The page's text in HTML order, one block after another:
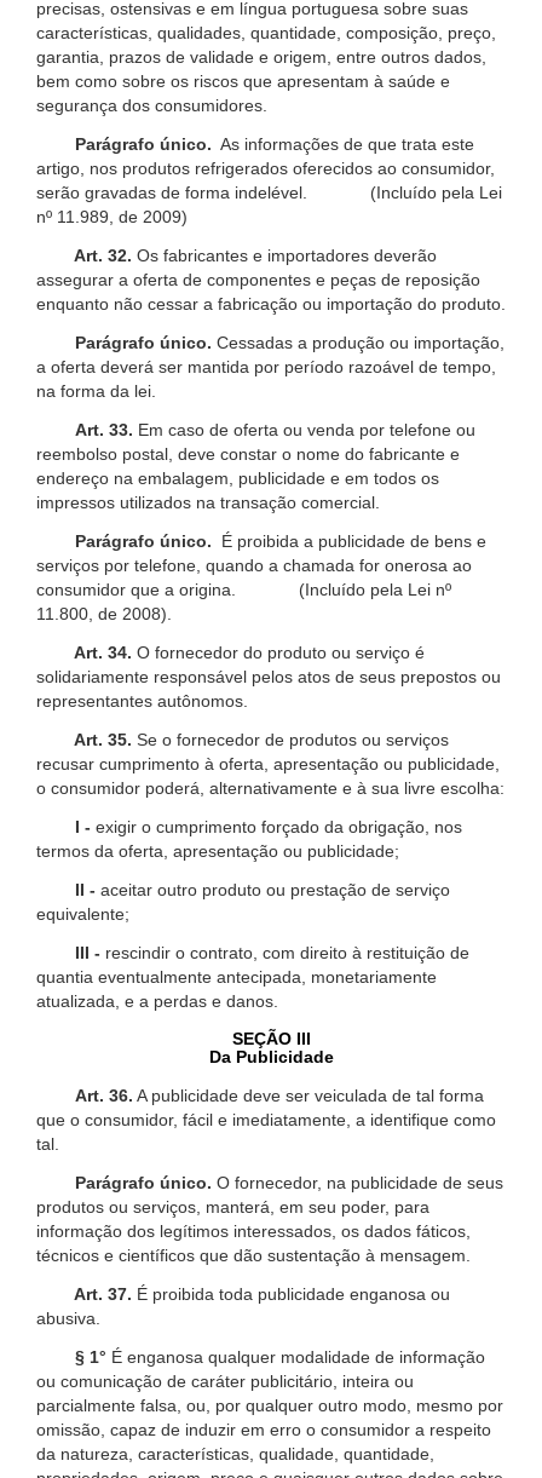
precisas, ostensivas e em língua portuguesa sobre suas
características, qualidades, quantidade, composição, preço,
garantia, prazos de validade e origem, entre outros dados,
bem como sobre os riscos que apresentam à saúde e
segurança dos consumidores.
Parágrafo único. As informações de que trata este
artigo, nos produtos refrigerados oferecidos ao consumidor,
serão gravadas de forma indelével. (Incluído pela Lei
nº 11.989, de 2009)
Art. 32. Os fabricantes e importadores deverão
assegurar a oferta de componentes e peças de reposição
enquanto não cessar a fabricação ou importação do produto.
Parágrafo único. Cessadas a produção ou importação,
a oferta deverá ser mantida por período razoável de tempo,
na forma da lei.
Art. 33. Em caso de oferta ou venda por telefone ou
reembolso postal, deve constar o nome do fabricante e
endereço na embalagem, publicidade e em todos os
impressos utilizados na transação comercial.
Parágrafo único.
É proibida a publicidade de bens e
serviços por telefone, quando a chamada for onerosa ao
consumidor que a origina. (Incluído pela Lei nº
11.800, de 2008).
Art. 34. O fornecedor do produto ou serviço é
solidariamente responsável pelos atos de seus prepostos ou
representantes autônomos.
Art. 35. Se o fornecedor de produtos ou serviços
recusar cumprimento à oferta, apresentação ou publicidade,
o consumidor poderá, alternativamente e à sua livre escolha:
I - exigir o cumprimento forçado da obrigação, nos
termos da oferta, apresentação ou publicidade;
II - aceitar outro produto ou prestação de serviço
equivalente;
III - rescindir o contrato, com direito à restituição de
quantia eventualmente antecipada, monetariamente
atualizada, e a perdas e danos.
SEÇÃO III
Da Publicidade
Art. 36. A publicidade deve ser veiculada de tal forma
que o consumidor, fácil e imediatamente, a identifique como
tal.
Parágrafo único. O fornecedor, na publicidade de seus
produtos ou serviços, manterá, em seu poder, para
informação dos legítimos interessados, os dados fáticos,
técnicos e científicos que dão sustentação à mensagem.
Art. 37. É proibida toda publicidade enganosa ou
abusiva.
§ 1° É enganosa qualquer modalidade de informação
ou comunicação de caráter publicitário, inteira ou
parcialmente falsa, ou, por qualquer outro modo, mesmo por
omissão, capaz de induzir em erro o consumidor a respeito
da natureza, características, qualidade, quantidade,